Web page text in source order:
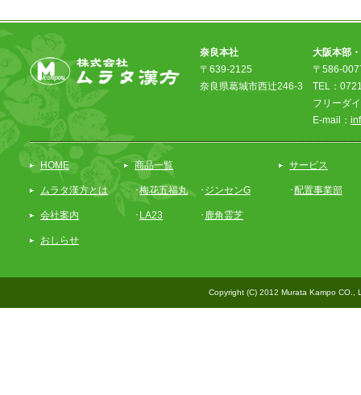
奈良本社
〒639-2125
奈良県葛城市西辻246-3
大阪本部
〒586-
TEL：
フリーダ
E-mail：
HOME
ムラタ漢方とは
会社案内
おしらせ
商品一覧
･梅花五福丸
･ LA23
･ ジンセンG
･ 鹿角霊芝
サービス
･配置事業部
Copyright (C) 2012 Murata Kampo CO.,